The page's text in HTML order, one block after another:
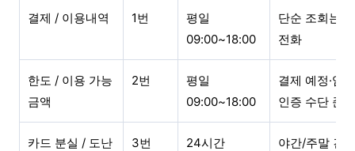
결제 / 이용내역 1번
평일
09:00~18:00
단순 조회는
전화
한도 / 이용 가능
금액
2번
평일
09:00~18:00
결제 예정·임
인증 수단 준비
카드 분실 / 도난 3번 24시간 야간/주말 긴